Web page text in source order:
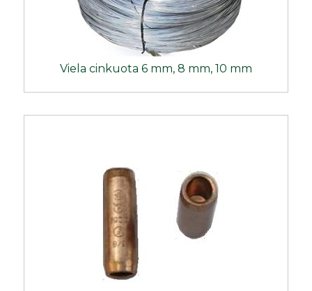
Viela cinkuota 6 mm, 8 mm, 10 mm